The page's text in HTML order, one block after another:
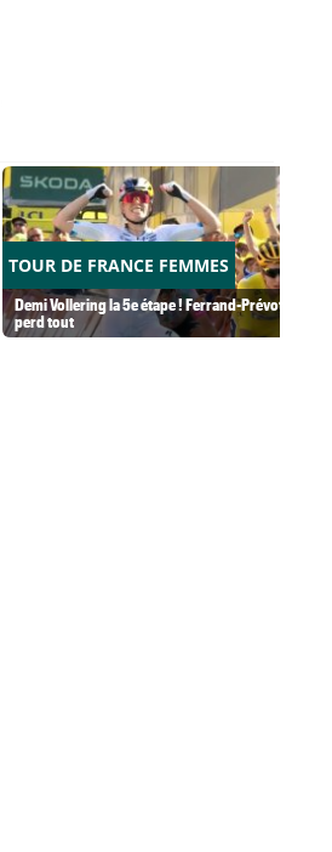
TOUR DE FRANCE FEMMES
Demi Vollering la 5e étape ! Ferrand-Prévot
perd tout